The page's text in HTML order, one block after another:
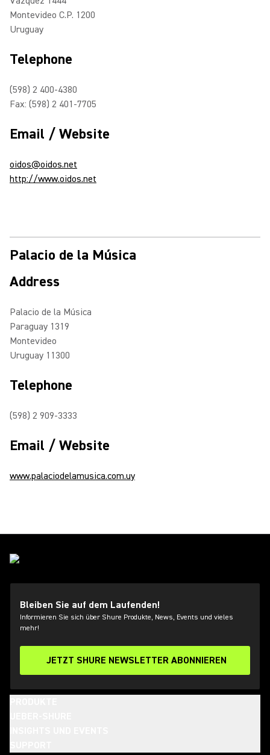
Montevideo C.P. 1200
Uruguay
Telephone
(598) 2 400-4380
Fax: (598) 2 401-7705
Email / Website
oidos@oidos.net
http://www.oidos.net
Palacio de la Música
Address
Palacio de la Música
Paraguay 1319
Montevideo
Uruguay 11300
Telephone
(598) 2 909-3333
Email / Website
www.palaciodelamusica.com.uy
Bleiben Sie auf dem Laufenden!
Informieren Sie sich über Shure Produkte, News, Events und vieles
mehr!
JETZT SHURE NEWSLETTER ABONNIEREN